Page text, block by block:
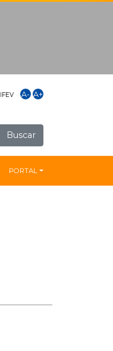
A- A+
Buscar
PORTAL